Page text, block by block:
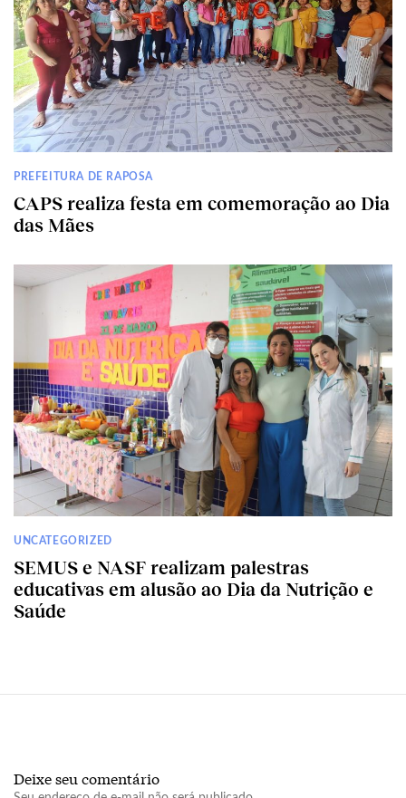
PREFEITURA DE RAPOSA
CAPS realiza festa em comemoração ao Dia
das Mães
UNCATEGORIZED
SEMUS e NASF realizam palestras
educativas em alusão ao Dia da Nutrição e
Saúde
Deixe seu comentário